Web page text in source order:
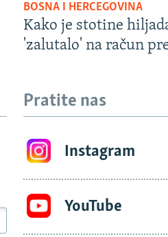
BOSNA I HERCEGOVINA
Kako je stotine
'zalutalo' na račun
Pratite nas
Instagram
YouTube